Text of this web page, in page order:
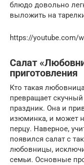
блюдо довольно
выложить на
https://youtube.com/
Салат
приготовления
Кто такая
превращает
праздник. Она и
изюминка, и может
перцу. Наверное,
появился салат с
любовницы,
семьи. Основные